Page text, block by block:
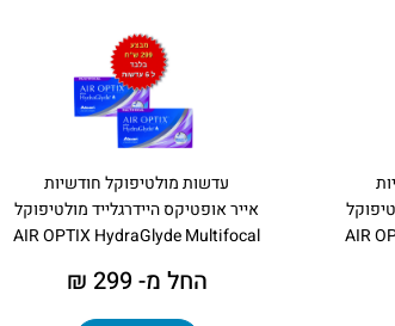
AIR
עדשות מולטיפוקל חודשיות
אייר אופטיקס היידרגלייד מולטיפוקל
AIR OPTIX HydraGlyde Multifocal
החל מ- 299 ₪